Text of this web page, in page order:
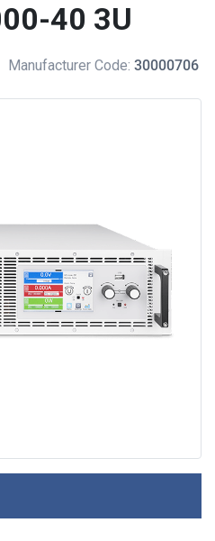
40 3U
Manufacturer Code: 30000706